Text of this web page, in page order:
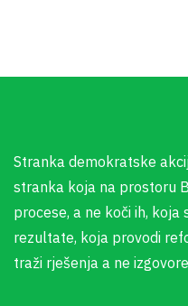
Stranka demokratske
stranka koja na prostoru
procese, a ne koči ih,
rezultate, koja provodi
traži rješenja a ne